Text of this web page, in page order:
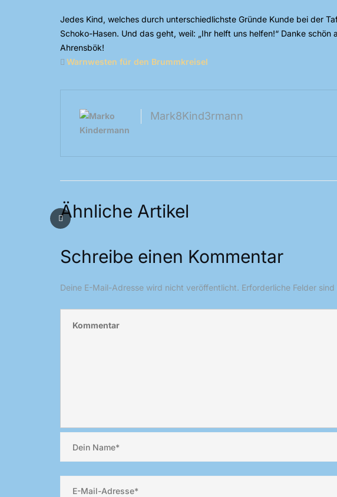
Jedes Kind, welches durch unterschiedlichste Gründe Kunde bei der
Schoko-Hasen. Und das geht, weil: „Ihr helft uns helfen!“ Danke schön
Ahrensbök!
Warnwesten für den Brummkreisel
Mark8Kind3rmann
Ähnliche Artikel
Schreibe einen Kommentar
Deine E-Mail-Adresse wird nicht veröffentlicht. Erforderliche Felder sind